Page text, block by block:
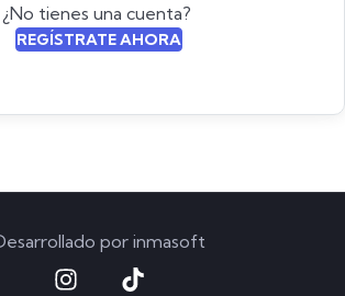
¿No tienes una cuenta?
REGÍSTRATE AHORA
por inmasoft